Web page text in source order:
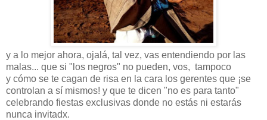
y a lo mejor ahora, ojalá, tal vez, vas entendiendo por las
malas... que si "los negros" no pueden, vos, tampoco
y cómo se te cagan de risa en la cara los gerentes que ¡se
controlan a sí mismos! y que te dicen "no es para tanto"
celebrando fiestas exclusivas donde no estás ni estarás
nunca invitadx.